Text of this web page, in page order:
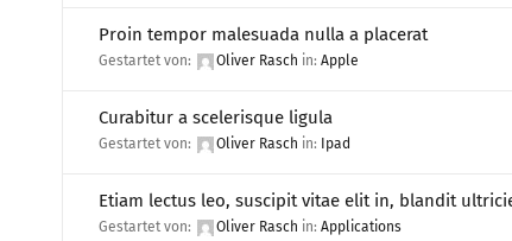
Proin tempor malesuada nulla a placerat
Gestartet von: Oliver Rasch in: Apple
Curabitur a scelerisque ligula
Gestartet von: Oliver Rasch in: Ipad
Etiam lectus leo, suscipit vitae elit in, blandit
Gestartet von: Oliver Rasch in: Applications